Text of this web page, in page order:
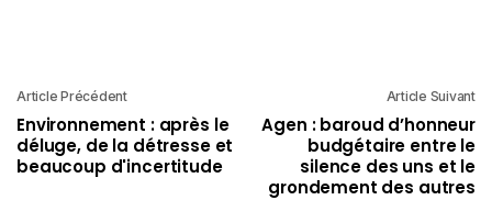
Article Précédent
Environnement : après le
déluge, de la détresse et
beaucoup d'incertitude
Article Suivant
Agen : baroud d’honneur
budgétaire entre le
silence des uns et le
grondement des autres